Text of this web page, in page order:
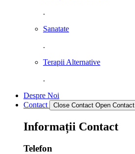
.
Sanatate
.
Terapii Alternative
.
Despre Noi
Contact
Close Contact Open Contact
Informații Contact
Telefon